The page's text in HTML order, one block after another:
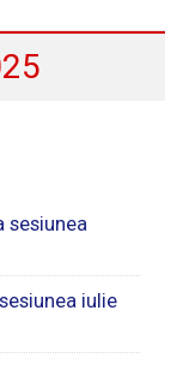
sesiunea
iulie